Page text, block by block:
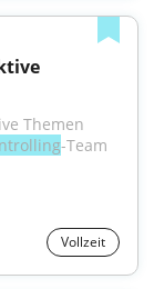
Themen
-Team
Vollzeit